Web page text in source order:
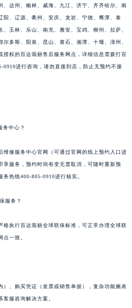
、达州、榆林、威海、九江、济宁、齐齐哈尔、南
阳、辽源、衢州、安庆、龙岩、宁德、鹰潭、泰
玉林、乐山、南充、雅安、宝鸡、柳州、拉萨、
多斯、阳泉、昆山、黄石、湘潭、十堰、漳州、
授权的百达翡丽售后服务网点，详细信息需拨打百
0910进行咨询，请勿直接到店，防止无预约不接
务中心？
维修服务中心官网（可通过官网的线上预约入口进
享服务，预约时间有变无需取消，可随时重新预
热线400-805-0910进行核实。
服务？
格执行百达翡丽全球联保标准，可正常办理全球联
点一致。
）、购买凭证（发票或销售单据），复杂功能腕表
服咨询解决方案。